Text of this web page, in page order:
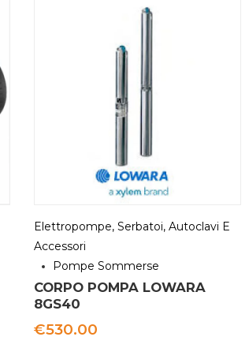
Elettropompe, Serbatoi, Autoclavi E
Accessori
Pompe Sommerse
CORPO POMPA LOWARA
8GS40
€530.00